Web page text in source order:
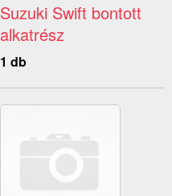
Suzuki Swift bontott
alkatrész
1 db